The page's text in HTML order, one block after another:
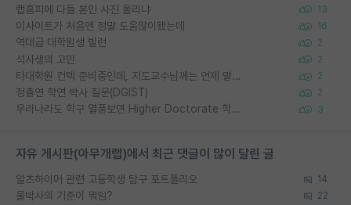
랩홈피에 다들 본인 사진 올리냐 13
이사이트가 처음엔 정말 도움많이됐는데 16
역대급 대학원생 빌런 2
석사생의 고민 2
타대학원 컨텍 준비중인데, 지도교수님께는 언제 말씀드려야 할까요? 2
정출연 학연 박사 질문(DGIST) 2
우리나라도 학구 열풍보면 Higher Doctorate 학위가 필요하다고 봅니다. 3
자유 게시판(아무개랩)에서 최근 댓글이 많이 달린 글
알츠하이머 관련 고등학생 탐구 포트폴리오 14
물박사의 기준이 뭐임? 22